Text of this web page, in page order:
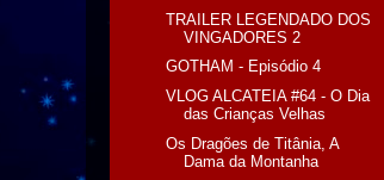
TRAILER LEGENDADO DOS
VINGADORES 2
GOTHAM - Episódio 4
VLOG ALCATEIA #64 - O Dia
das Crianças Velhas
Os Dragões de Titânia, A
Dama da Montanha